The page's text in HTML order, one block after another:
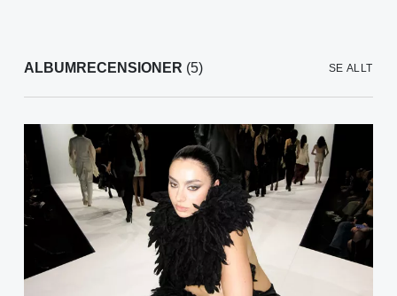
ALBUMRECENSIONER (5) SE ALLT